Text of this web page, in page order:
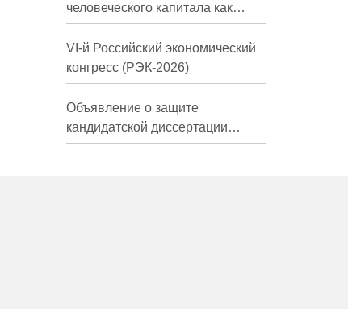
человеческого капитала как
фактор экономического роста»
VI-й Российский экономический
конгресс (РЭК-2026)
Объявление о защите
кандидатской диссертации
Трындиной Николь Сергеевны